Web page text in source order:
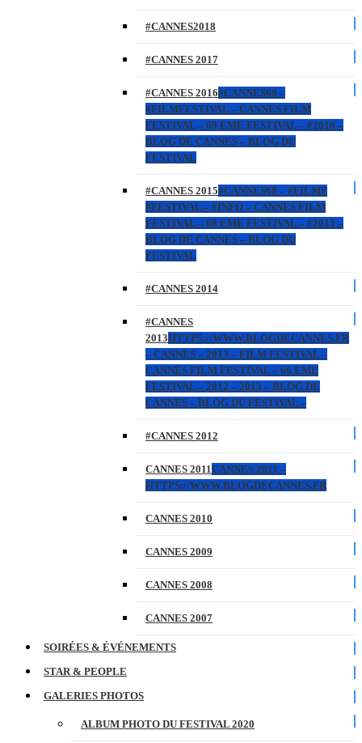
#CANNES2018
#CANNES 2017
#CANNES 2016#CANNES69 –
#FILMFESTIVAL – CANNES FILM
FESTIVAL – 69 EME FESTIVAL – #2016 –
BLOG DE CANNES – BLOG DU
FESTIVAL
#CANNES 2015#CANNES68 – #FILMF
#FESTIVAL – #INFO – CANNES FILM
FESTIVAL – 68 EME FESTIVAL – #2015 –
BLOG DE CANNES – BLOG DU
FESTIVAL
#CANNES 2014
#CANNES
2013HTTPS://WWW.BLOGDECANNES.FR
– CANNES – 2013 – FILM FESTIVAL –
CANNES FILM FESTIVAL – 66 EME
FESTIVAL – 2012 – 2013 – BLOG DE
CANNES – BLOG DU FESTIVAL –
#CANNES 2012
CANNES 2011CANNES 2011 –
HTTPS://WWW.BLOGDECANNES.FR
CANNES 2010
CANNES 2009
CANNES 2008
CANNES 2007
SOIRÉES & ÉVÉNEMENTS
STAR & PEOPLE
GALERIES PHOTOS
ALBUM PHOTO DU FESTIVAL 2020